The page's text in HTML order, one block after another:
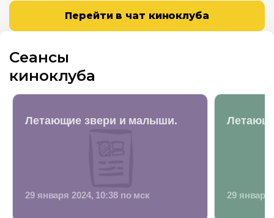
Сеансы
киноклуба
Летающие звери и малыши.
29 января 2024, 10:38 по мск 29 января
Перейти в чат киноклуба